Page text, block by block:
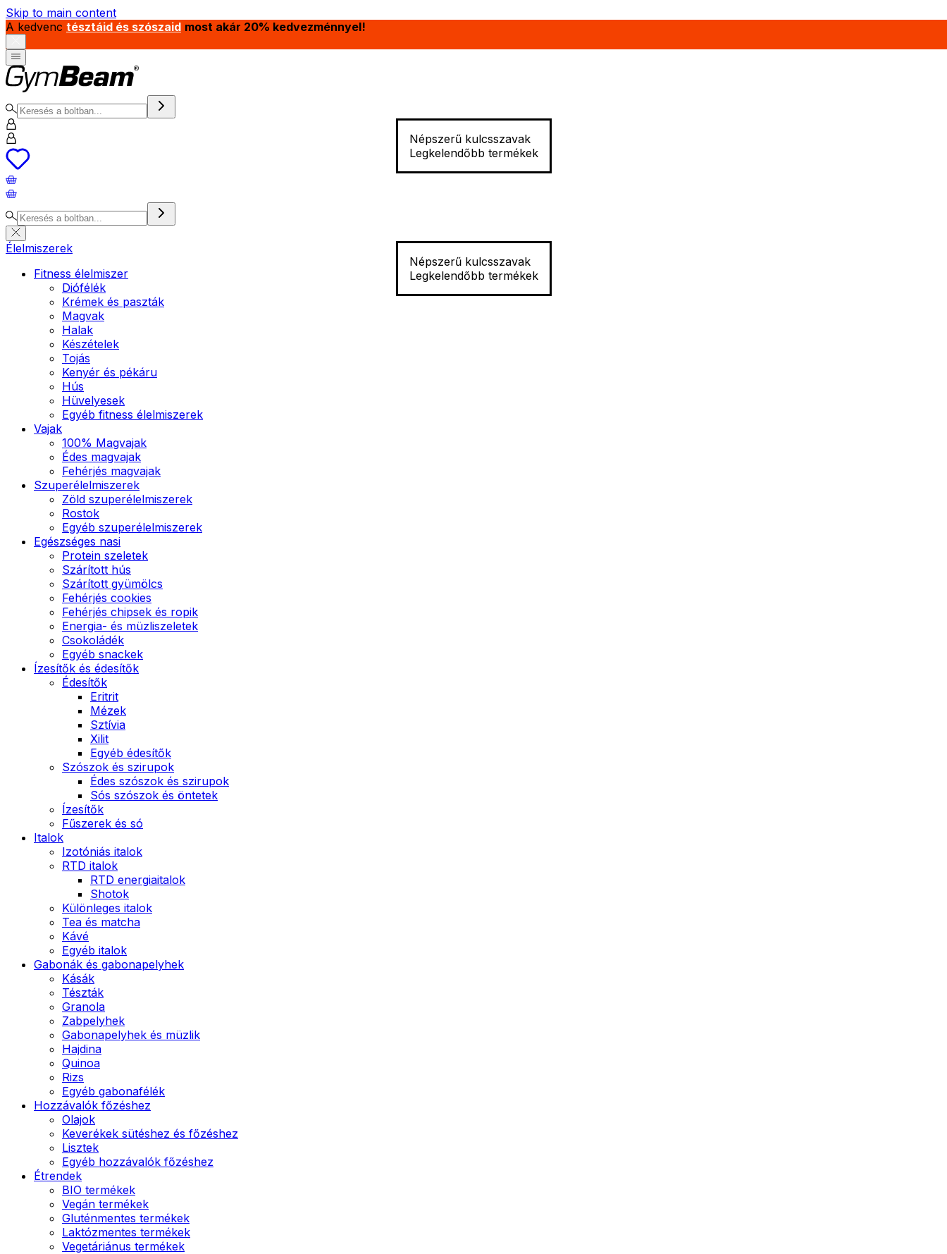
Skip to main content
A kedvenc tésztáid és szószaid most akár 20% kedvezménnyel!
Népszerű kulcsszavak
Legkelendőbb termékek
Népszerű kulcsszavak
Legkelendőbb termékek
Élelmiszerek
Fitness élelmiszer
Diófélék
Krémek és paszták
Magvak
Halak
Készételek
Tojás
Kenyér és pékáru
Hús
Hüvelyesek
Egyéb fitness élelmiszerek
Vajak
100% Magvajak
Édes magvajak
Fehérjés magvajak
Szuperélelmiszerek
Zöld szuperélelmiszerek
Rostok
Egyéb szuperélelmiszerek
Egészséges nasi
Protein szeletek
Szárított hús
Szárított gyümölcs
Fehérjés cookies
Fehérjés chipsek és ropik
Energia- és müzliszeletek
Csokoládék
Egyéb snackek
Ízesítők és édesítők
Édesítők
Eritrit
Mézek
Sztívia
Xilit
Egyéb édesítők
Szószok és szirupok
Édes szószok és szirupok
Sós szószok és öntetek
Ízesítők
Fűszerek és só
Italok
Izotóniás italok
RTD italok
RTD energiaitalok
Shotok
Különleges italok
Tea és matcha
Kávé
Egyéb italok
Gabonák és gabonapelyhek
Kásák
Tészták
Granola
Zabpelyhek
Gabonapelyhek és müzlik
Hajdina
Quinoa
Rizs
Egyéb gabonafélék
Hozzávalók főzéshez
Olajok
Keverékek sütéshez és főzéshez
Lisztek
Egyéb hozzávalók főzéshez
Étrendek
BIO termékek
Vegán termékek
Gluténmentes termékek
Laktózmentes termékek
Vegetáriánus termékek